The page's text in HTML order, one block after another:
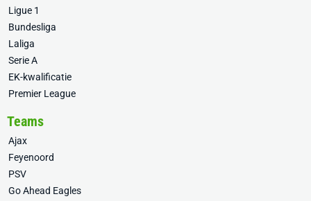
Ligue 1
Bundesliga
Laliga
Serie A
EK-kwalificatie
Premier League
Teams
Ajax
Feyenoord
PSV
Go Ahead Eagles